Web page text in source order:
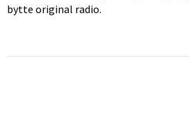
bytte original radio.